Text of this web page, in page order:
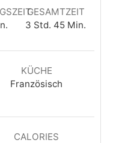
GESAMTZEIT
3 Std. 45 Min.
KÜCHE
Französisch
CALORIES